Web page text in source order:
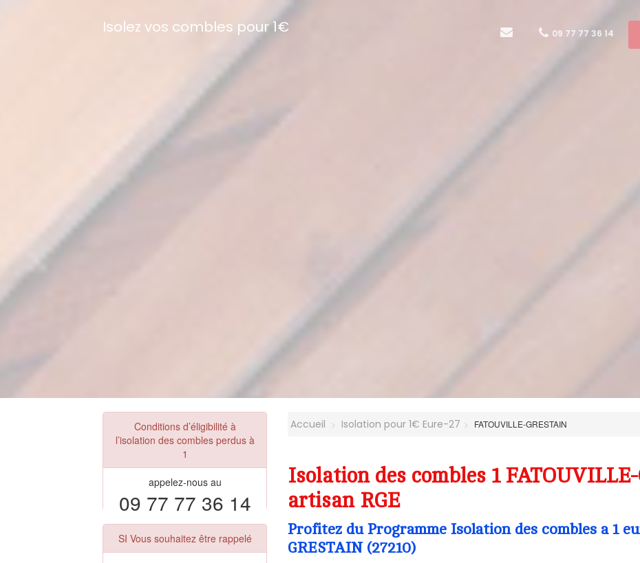
Isolez vos combles pour 1€ 09 77 77 36 14
Conditions d’éligibilité à
l’isolation des combles perdus à
1
appelez-nous au
09 77 77 36 14
SI Vous souhaitez être rappelé
Accueil Isolation pour 1€ Eure-27 FATOUVILLE-GRESTAIN
Isolation des combles 1 FATOUVILLE-
artisan RGE
Profitez du Programme Isolation des combles a 1
GRESTAIN (27210)